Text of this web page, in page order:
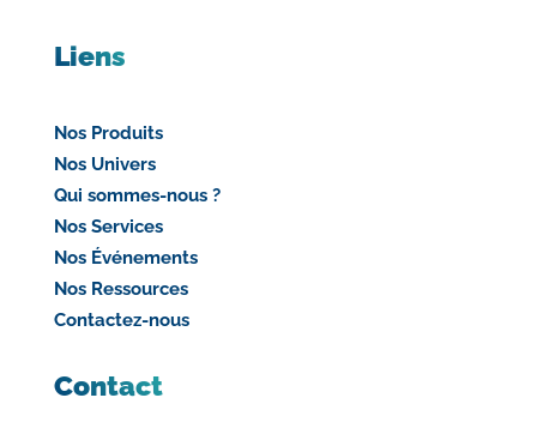
Liens
Nos Produits
Nos Univers
Qui sommes-nous ?
Nos Services
Nos Événements
Nos Ressources
Contactez-nous
Contact